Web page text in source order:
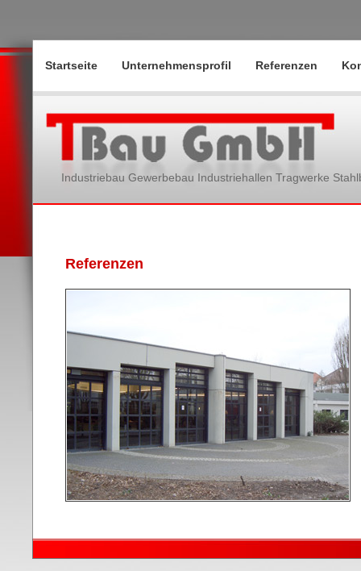
Startseite Unternehmensprofil Referenzen
Industriebau Gewerbebau Industriehallen Tragwerke
Referenzen